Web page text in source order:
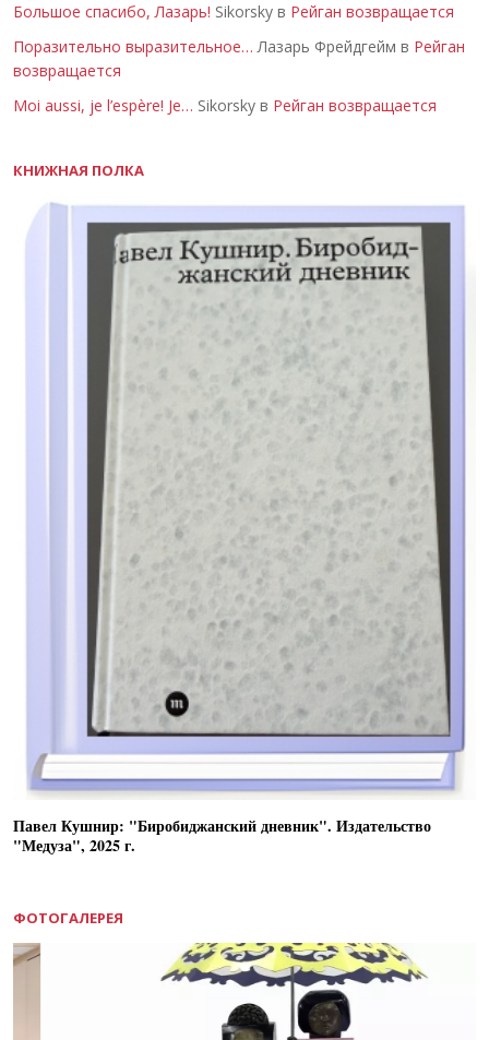
Большое спасибо, Лазарь! Sikorsky в Рейган возвращается
Поразительно выразительное… Лазарь Фрейдгейм в Рейган
возвращается
Moi aussi, je l’espère! Je… Sikorsky в Рейган возвращается
КНИЖНАЯ ПОЛКА
Павел Кушнир: "Биробиджанский дневник". Издательство
"Медуза", 2025 г.
ФОТОГАЛЕРЕЯ